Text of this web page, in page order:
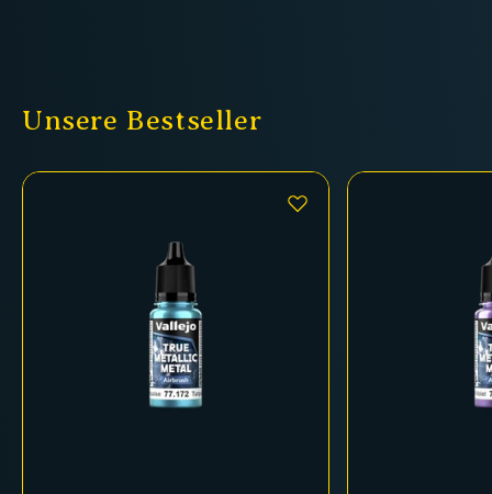
Unsere Bestseller